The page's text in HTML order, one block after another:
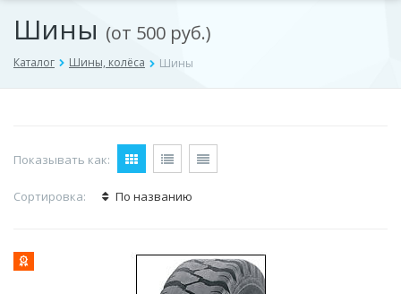
Шины (от 500 руб.)
Каталог Шины, колёса Шины
Показывать как:
Сортировка: По названию